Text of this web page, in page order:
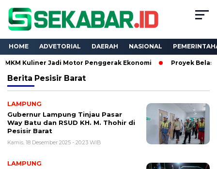
HOME ADVETORIAL DAERAH NASIONAL
Jadi Motor Penggerak Ekonomi Proyek Belasan Miliar
Berita Pesisir Barat
LAMPUNG
Gubernur Lampung Tinjau Pasar
Way Batu dan RSUD KH. M. Thohir di
Pesisir Barat
Kamis, 18 Desember 2025 - 20:23 WIB
LAMPUNG